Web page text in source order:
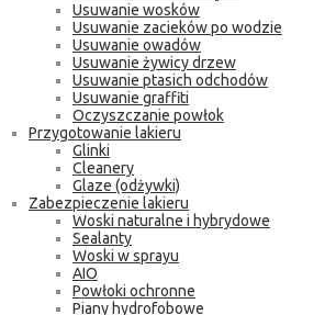
Usuwanie wosków
Usuwanie zacieków po wodzie
Usuwanie owadów
Usuwanie żywicy drzew
Usuwanie ptasich odchodów
Usuwanie graffiti
Oczyszczanie powłok
Przygotowanie lakieru
Glinki
Cleanery
Glaze (odżywki)
Zabezpieczenie lakieru
Woski naturalne i hybrydowe
Sealanty
Woski w sprayu
AIO
Powłoki ochronne
Piany hydrofobowe